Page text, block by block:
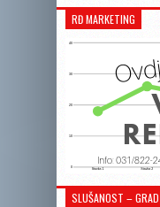
RĐ MARKETING
SLUŠANOST –